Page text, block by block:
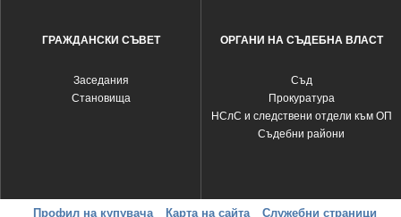
ГРАЖДАНСКИ СЪВЕТ
Заседания
Становища
ОРГАНИ НА СЪДЕБНА ВЛАСТ
Съд
Прокуратура
НСлС и следствени отдели към ОП
Съдебни райони
Профил на купувача Карта на сайта Служебни страници